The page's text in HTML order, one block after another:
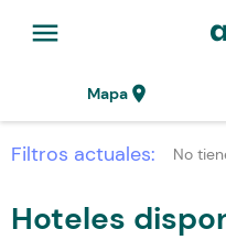
menu
Mapalocation_on
Filtros actuales: No
Hoteles